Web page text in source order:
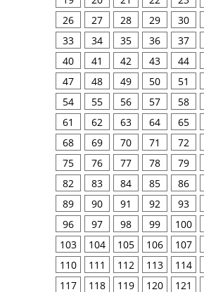
26
27 28 29 30
33
34 35 36 37
40
41 42 43 44
47
48 49 50 51
54
55 56 57 58
61
62 63 64 65
68
69 70 71 72
75
76 77 78 79
82
83 84 85 86
89
90 91 92 93
96
97 98 99 100
103
104 105 106 107
110
111 112 113 114
117
118 119 120 121